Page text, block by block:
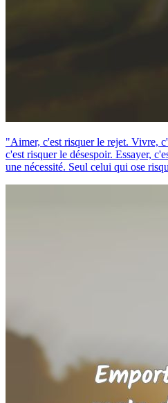
"Aimer, c'est risquer le rejet. Vivre,
c'est risquer le désespoir. Essayer,
une nécessité. Seul celui qui ose